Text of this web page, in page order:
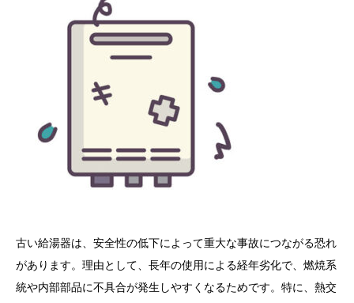
古い給湯器は、安全性の低下によって重大な事故につながる恐れ
があります。理由として、長年の使用による経年劣化で、燃焼系
統や内部部品に不具合が発生しやすくなるためです。特に、熱交